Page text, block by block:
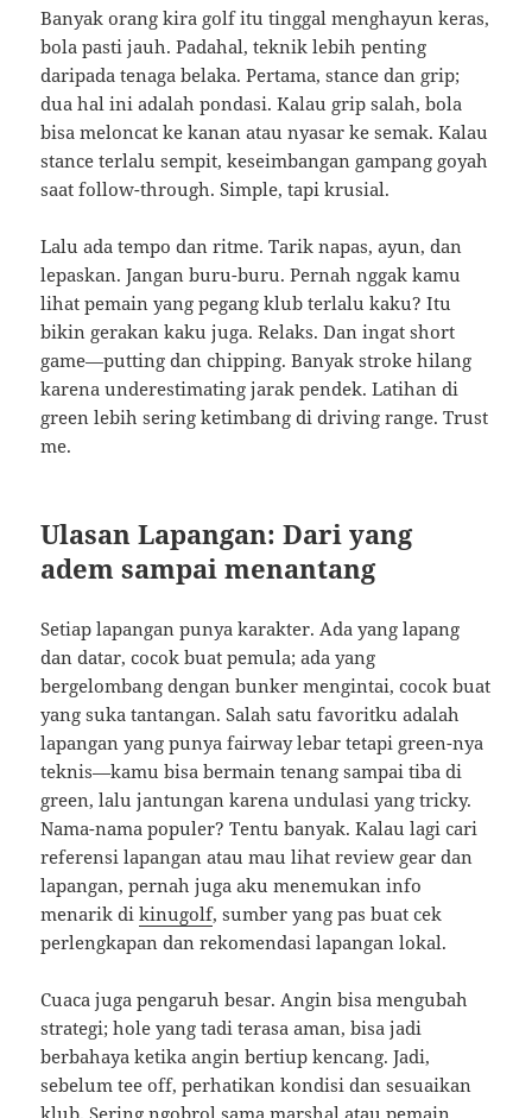
Banyak orang kira golf itu tinggal menghayun keras,
bola pasti jauh. Padahal, teknik lebih penting
daripada tenaga belaka. Pertama, stance dan grip;
dua hal ini adalah pondasi. Kalau grip salah, bola
bisa meloncat ke kanan atau nyasar ke semak. Kalau
stance terlalu sempit, keseimbangan gampang goyah
saat follow-through. Simple, tapi krusial.
Lalu ada tempo dan ritme. Tarik napas, ayun, dan
lepaskan. Jangan buru-buru. Pernah nggak kamu
lihat pemain yang pegang klub terlalu kaku? Itu
bikin gerakan kaku juga. Relaks. Dan ingat short
game—putting dan chipping. Banyak stroke hilang
karena underestimating jarak pendek. Latihan di
green lebih sering ketimbang di driving range. Trust
me.
Ulasan Lapangan: Dari yang
adem sampai menantang
Setiap lapangan punya karakter. Ada yang lapang
dan datar, cocok buat pemula; ada yang
bergelombang dengan bunker mengintai, cocok buat
yang suka tantangan. Salah satu favoritku adalah
lapangan yang punya fairway lebar tetapi green-nya
teknis—kamu bisa bermain tenang sampai tiba di
green, lalu jantungan karena undulasi yang tricky.
Nama-nama populer? Tentu banyak. Kalau lagi cari
referensi lapangan atau mau lihat review gear dan
lapangan, pernah juga aku menemukan info
menarik dikinugolf, sumber yang pas buat cek
perlengkapan dan rekomendasi lapangan lokal.
Cuaca juga pengaruh besar. Angin bisa mengubah
strategi; hole yang tadi terasa aman, bisa jadi
berbahaya ketika angin bertiup kencang. Jadi,
sebelum tee off, perhatikan kondisi dan sesuaikan